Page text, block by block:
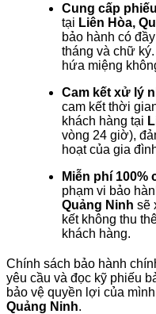
Cung cấp
tại Liên Hòa,
bảo hành có
tháng và chữ
hứa miệng
Cam kết xử lý
cam kết thời
khách hàng tại
vòng 24 giờ),
hoạt của gia
Miễn phí 100%
phạm vi bảo
Quảng Ninh sẽ
kết không thu
khách hàng.
Chính sách bảo hành
yêu cầu và đọc kỹ phiếu
bảo vệ quyền lợi của
Quảng Ninh.